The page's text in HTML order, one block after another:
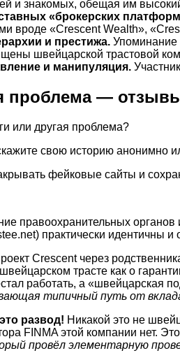
и знакомых, обещая им
«брокерских
вроде «Crescent Wealth»,
и престижа. Упоминание
швейцарской трастовой
и манипуляция.
проблема —
или другая проблема?
свою историю анонимно
фейковые сайты и
правоохранительных
практически идентичны
Crescent через
швейцарском трасте как о
работать, а «швейцарская
типичный путь от
развод! Никакой это не
FINMA этой компании нет.
провёл элементарную